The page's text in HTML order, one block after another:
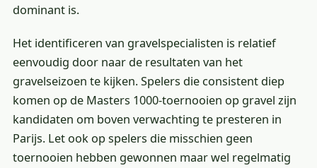
dominant is.
Het identificeren van gravelspecialisten is relatief
eenvoudig door naar de resultaten van het
gravelseizoen te kijken. Spelers die consistent diep
komen op de Masters 1000-toernooien op gravel zijn
kandidaten om boven verwachting te presteren in
Parijs. Let ook op spelers die misschien geen
toernooien hebben gewonnen maar wel regelmatig